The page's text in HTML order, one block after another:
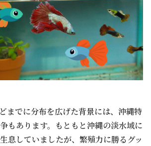
までに分布を広げた背景には、沖縄特
もあります。もともと沖縄の淡水域に
息していましたが、繁殖力に勝るグッ